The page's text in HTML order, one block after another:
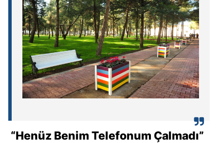
“Henüz Benim Telefonum Çalmadı”